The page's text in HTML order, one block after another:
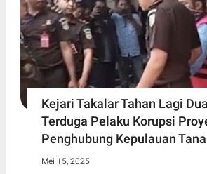
Kejari Takalar Tahan Lagi
Terduga Pelaku Korupsi
Penghubung Kepulauan
Mei 15, 2025